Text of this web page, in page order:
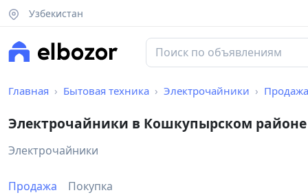
Узбекистан
Главная Бытовая техника Электрочайники Продажа
Электрочайники в Кошкупырском районе
Электрочайники
Продажа Покупка